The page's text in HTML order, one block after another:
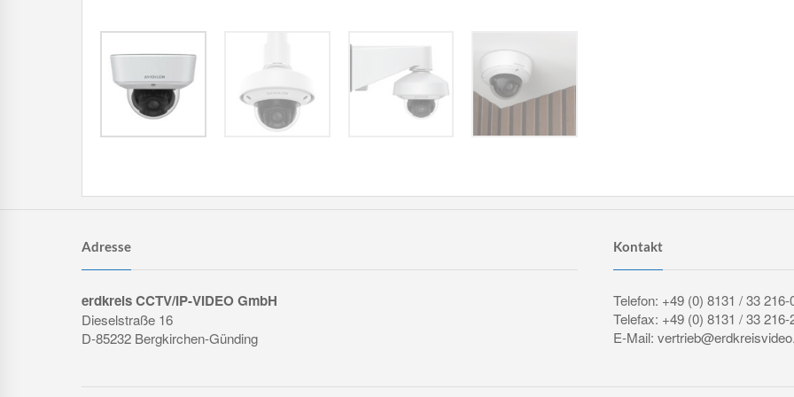
Adresse
erdkreis CCTV/IP-VIDEO GmbH
Dieselstraße 16
D-85232 Bergkirchen-Günding
Kontakt
Telefon: +49 (0) 8131 / 33 216-
Telefax: +49 (0) 8131 / 33 216-
E-Mail: